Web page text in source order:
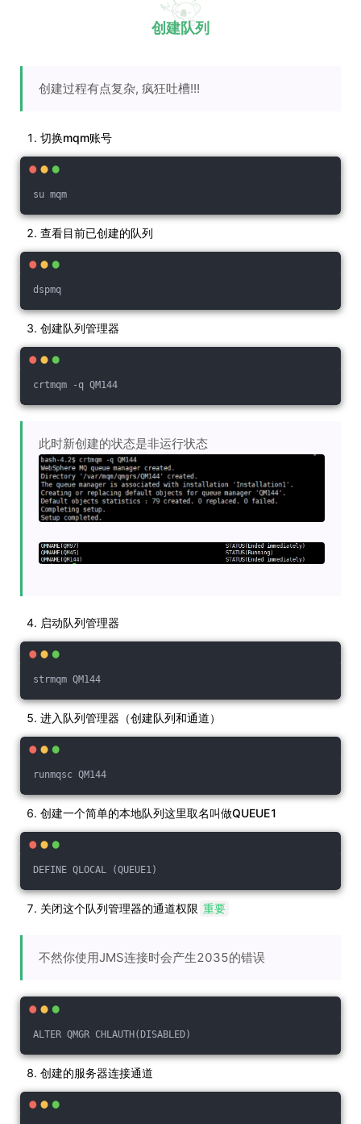
创建队列
创建过程有点复杂, 疯狂吐槽!!!
切换mqm账号
su mqm
查看目前已创建的队列
dspmq
创建队列管理器
crtmqm -q QM144
此时新创建的状态是非运行状态
启动队列管理器
strmqm QM144
进入队列管理器（创建队列和通道）
runmqsc QM144
创建一个简单的本地队列这里取名叫做QUEUE1
DEFINE QLOCAL (QUEUE1)
关闭这个队列管理器的通道权限 重要
不然你使用JMS连接时会产生2035的错误
ALTER QMGR CHLAUTH(DISABLED)
创建的服务器连接通道